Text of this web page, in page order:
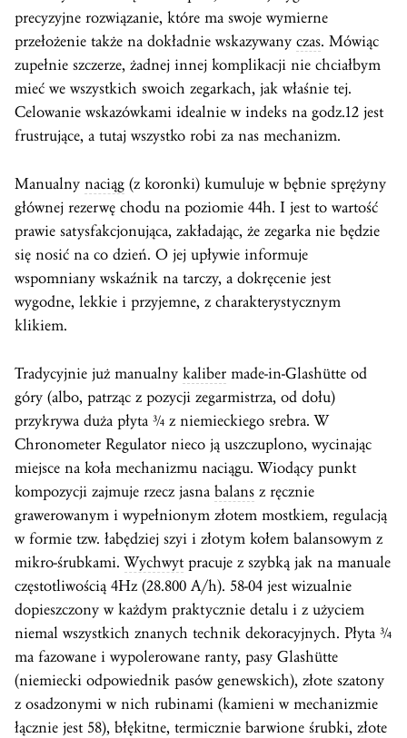
precyzyjne rozwiązanie, które ma swoje wymierne
przełożenie także na dokładnie wskazywany czas. Mówiąc
zupełnie szczerze, żadnej innej komplikacji nie chciałbym
mieć we wszystkich swoich zegarkach, jak właśnie tej.
Celowanie wskazówkami idealnie w indeks na godz.12 jest
frustrujące, a tutaj wszystko robi za nas mechanizm.
Manualny naciąg (z koronki) kumuluje w bębnie sprężyny
głównej rezerwę chodu na poziomie 44h. I jest to wartość
prawie satysfakcjonująca, zakładając, że zegarka nie będzie
się nosić na co dzień. O jej upływie informuje
wspomniany wskaźnik na tarczy, a dokręcenie jest
wygodne, lekkie i przyjemne, z charakterystycznym
klikiem.
Tradycyjnie już manualny kaliber made-in-Glashütte od
góry (albo, patrząc z pozycji zegarmistrza, od dołu)
przykrywa duża płyta ¾ z niemieckiego srebra. W
Chronometer Regulator nieco ją uszczuplono, wycinając
miejsce na koła mechanizmu naciągu. Wiodący punkt
kompozycji zajmuje rzecz jasna balans z ręcznie
grawerowanym i wypełnionym złotem mostkiem, regulacją
w formie tzw. łabędziej szyi i złotym kołem balansowym z
mikro-śrubkami.Wychwytpracuje z szybką jak na manuale
częstotliwością 4Hz (28.800 A/h). 58-04 jest wizualnie
dopieszczony w każdym praktycznie detalu i z użyciem
niemal wszystkich znanych technik dekoracyjnych. Płyta ¾
ma fazowane i wypolerowane ranty, pasy Glashütte
(niemiecki odpowiednik pasów genewskich), złote szatony
z osadzonymi w nich rubinami (kamieni w mechanizmie
łącznie jest 58), błękitne, termicznie barwione śrubki, złote